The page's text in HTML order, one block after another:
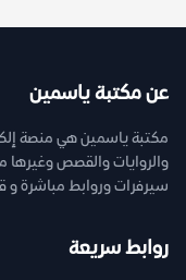
عن مكتبة ياسمين
مكتبة ياسمين هي منصة
سيرفرات وروابط مباشرة و
روابط سريعة